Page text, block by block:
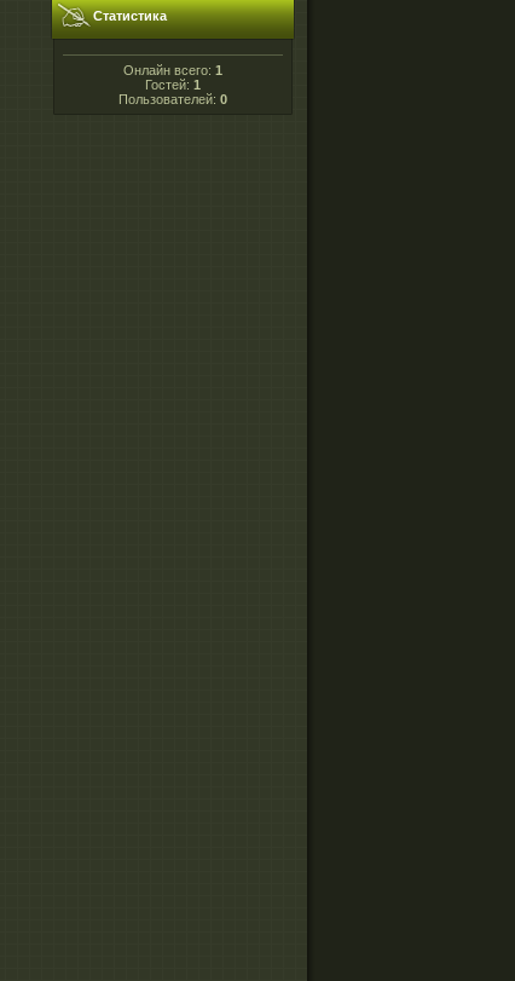
Статистика
Онлайн всего: 1
Гостей: 1
Пользователей: 0